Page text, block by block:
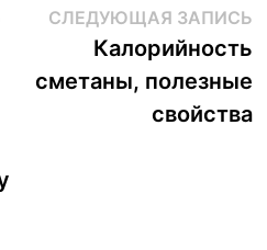
Предыдущая
СЛЕДУЮЩАЯ ЗАПИСЬ
Калорийность
сметаны, полезные
свойства